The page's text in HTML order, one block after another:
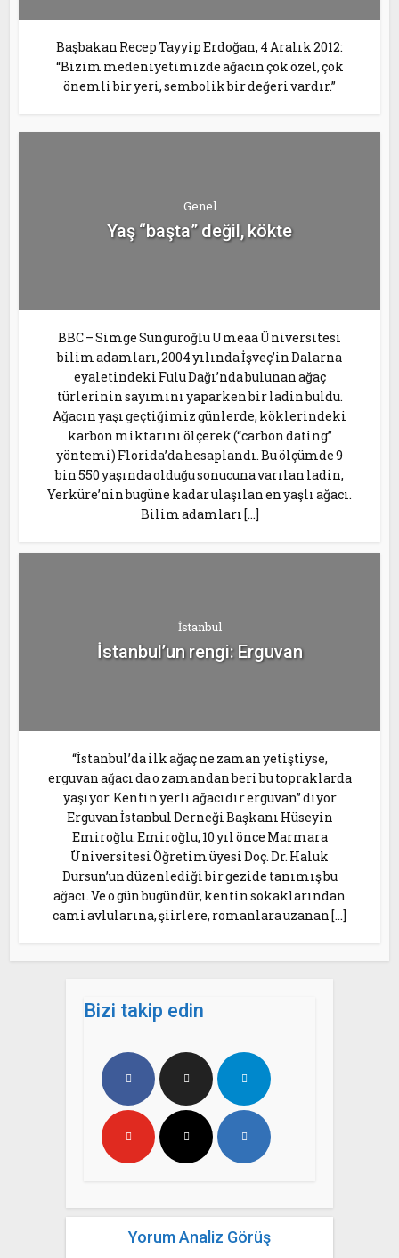
Başbakan Recep Tayyip Erdoğan, 4 Aralık 2012:
“Bizim medeniyetimizde ağacın çok özel, çok
önemli bir yeri, sembolik bir değeri vardır.”
Genel
Yaş “başta” değil, kökte
BBC – Simge Sunguroğlu Umeaa Üniversitesi
bilim adamları, 2004 yılında İşveç’in Dalarna
eyaletindeki Fulu Dağı’nda bulunan ağaç
türlerinin sayımını yaparken bir ladin buldu.
Ağacın yaşı geçtiğimiz günlerde, köklerindeki
karbon miktarını ölçerek (“carbon dating”
yöntemi) Florida’da hesaplandı. Bu ölçümde 9
bin 550 yaşında olduğu sonucuna varılan ladin,
Yerküre’nin bugüne kadar ulaşılan en yaşlı ağacı.
Bilim adamları […]
İstanbul
İstanbul’un rengi: Erguvan
“İstanbul’da ilk ağaç ne zaman yetiştiyse,
erguvan ağacı da o zamandan beri bu topraklarda
yaşıyor. Kentin yerli ağacıdır erguvan” diyor
Erguvan İstanbul Derneği Başkanı Hüseyin
Emiroğlu. Emiroğlu, 10 yıl önce Marmara
Üniversitesi Öğretim üyesi Doç. Dr. Haluk
Dursun’un düzenlediği bir gezide tanımış bu
ağacı. Ve o gün bugündür, kentin sokaklarından
cami avlularına, şiirlere, romanlara uzanan […]
Bizi takip edin
Yorum Analiz Görüş